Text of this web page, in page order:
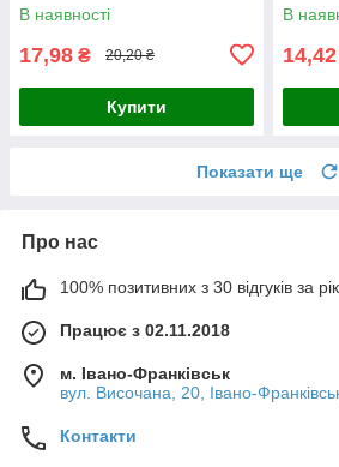
В наявності
17,98 ₴ 20,20 ₴
Купити
В
14,42
Показати ще
Про нас
100% позитивних з 30 відгуків за рік
Працює з 02.11.2018
м. Івано-Франківськ
вул. Височана, 20, Івано-
Контакти